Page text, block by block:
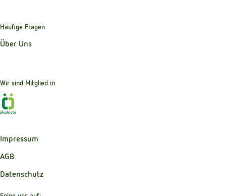
Häufige Fragen
Über Uns
Wir sind Mitglied in
Impressum
AGB
Datenschutz